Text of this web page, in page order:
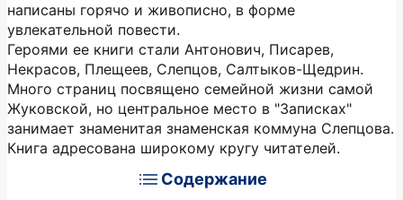
написаны горячо и живописно, в форме
увлекательной повести.
Героями ее книги стали Антонович, Писарев,
Некрасов, Плещеев, Слепцов, Салтыков-Щедрин.
Много страниц посвящено семейной жизни самой
Жуковской, но центральное место в "Записках"
занимает знаменитая знаменская коммуна Слепцова.
Книга адресована широкому кругу читателей.
Содержание